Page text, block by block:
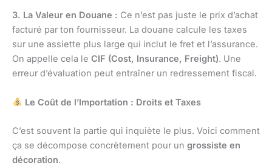
3. La Valeur en Douane : Ce n’est pas juste le prix d’achat
facturé par ton fournisseur. La douane calcule les taxes
sur une assiette plus large qui inclut le fret et l’assurance.
On appelle cela le CIF (Cost, Insurance, Freight). Une
erreur d’évaluation peut entraîner un redressement fiscal.
Le Coût de l’Importation : Droits et Taxes
C’est souvent la partie qui inquiète le plus. Voici comment
ça se décompose concrètement pour un grossiste en
décoration.